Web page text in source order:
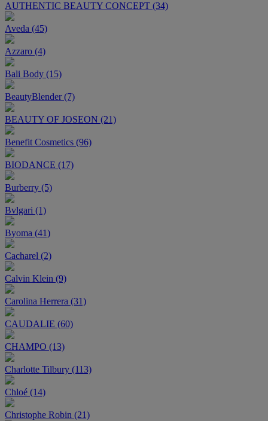
AUTHENTIC BEAUTY CONCEPT (34)
Aveda (45)
Azzaro (4)
Bali Body (15)
BeautyBlender (7)
BEAUTY OF JOSEON (21)
Benefit Cosmetics (96)
BIODANCE (17)
Burberry (5)
Bvlgari (1)
Byoma (41)
Cacharel (2)
Calvin Klein (9)
Carolina Herrera (31)
CAUDALIE (60)
CHAMPO (13)
Charlotte Tilbury (113)
Chloé (14)
Christophe Robin (21)